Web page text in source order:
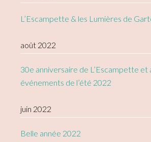
L’Escampette & les Lumières de
août 2022
30e anniversaire de L’Escampette et
événements de l’été 2022
juin 2022
Belle année 2022